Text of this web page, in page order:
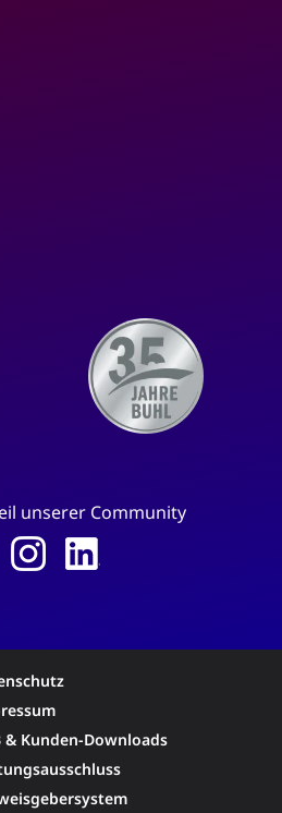
unserer Community
& Kunden-Downloads